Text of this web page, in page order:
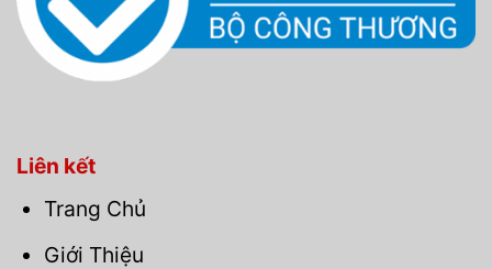
Liên kết
Trang Chủ
Giới Thiệu